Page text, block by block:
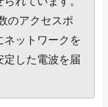
のアクセスポ
ネットワークを
定した電波を届